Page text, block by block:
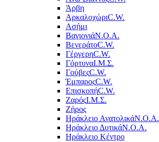
Άρβη
ΑρκαλοχώριC.W.
Ασήμι
ΒαγιονιάΝ.Ο.Α.
ΒενεράτοC.W.
ΓέργερηC.W.
ΓόρτυναΙ.Μ.Σ.
ΓούβεςC.W.
ΈμπαροςC.W.
ΕπισκοπήC.W.
ΖαρόςΙ.Μ.Σ.
Ζήρος
Ηράκλειο ΑνατολικάΝ.Ο.Α.
Ηράκλειο ΔυτικάΝ.Ο.Α.
Ηράκλειο Κέντρο